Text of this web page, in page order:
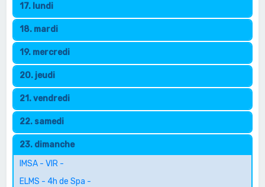
17. lundi
18. mardi
19. mercredi
20. jeudi
21. vendredi
22. samedi
23. dimanche
IMSA - VIR -
ELMS - 4h de Spa -